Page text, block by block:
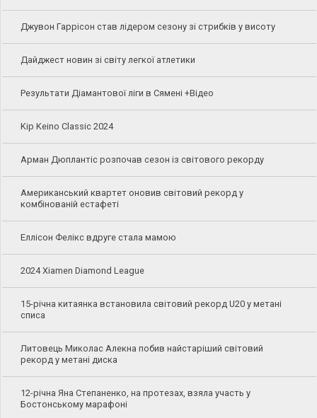
Джувон Гаррісон став лідером сезону зі стрибків у висоту
Дайджест новин зі світу легкої атлетики
Результати Діамантової ліги в Сямені +Відео
Kip Keino Classic 2024
Арман Дюплантіс розпочав сезон із світового рекорду
Американський квартет оновив світовий рекорд у
комбінованій естафеті
Еллісон Фелікс вдруге стала мамою
2024 Xiamen Diamond League
15-річна китаянка встановила світовий рекорд U20 у метані
списа
Литовець Миколас Алекна побив найстаріший світовий
рекорд у метані диска
12-річна Яна Степаненко, на протезах, взяла участь у
Бостонському марафоні